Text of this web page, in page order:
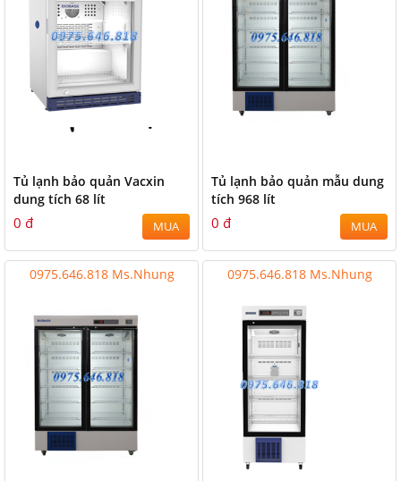
Tủ lạnh bảo quản Vacxin
dung tích 68 lít
0 đ MUA
Tủ lạnh bảo quản mẫu dung
tích 968 lít
0 đ MUA
0975.646.818 Ms.Nhung 0975.646.818 Ms.Nhung